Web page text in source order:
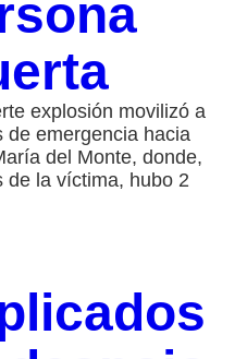
explosión movilizó a
de emergencia hacia
del Monte, donde,
de la víctima, hubo 2